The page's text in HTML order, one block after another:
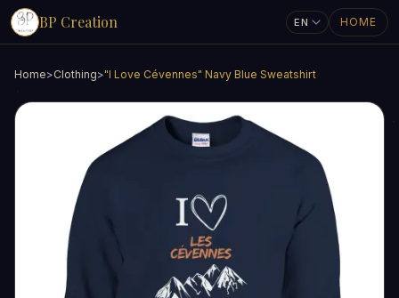
BP Creation HOME
Home>Clothing>"I Love Cévennes" Navy Blue Sweatshirt